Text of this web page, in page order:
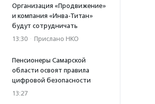
Организация «Продвижение»
и компания «Инва-Титан»
будут сотрудничать
13:30 · Прислано НКО
Пенсионеры Самарской
области освоят правила
цифровой безопасности
13:27